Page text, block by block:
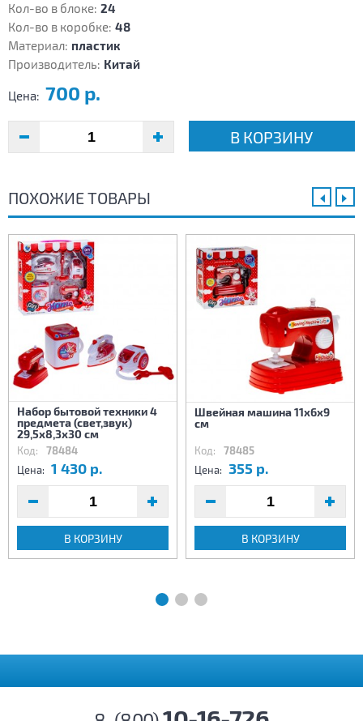
Кол-во в блоке: 24
Кол-во в коробке: 48
Материал: пластик
Производитель: Китай
Цена: 700 р.
В КОРЗИНУ
ПОХОЖИЕ ТОВАРЫ
Набор бытовой техники 4
предмета (свет,звук)
29,5х8,3х30 см
Код: 78484
Цена: 1 430 р.
В КОРЗИНУ
Швейная машина 11х6х9
см
Код: 78485
Цена: 355 р.
В КОРЗИНУ